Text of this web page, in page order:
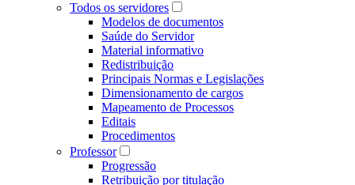
Todos os servidores
Modelos de documentos
Saúde do Servidor
Material informativo
Redistribuição
Principais Normas e Legislações
Dimensionamento de cargos
Mapeamento de Processos
Editais
Procedimentos
Professor
Progressão
Retribuição por titulação